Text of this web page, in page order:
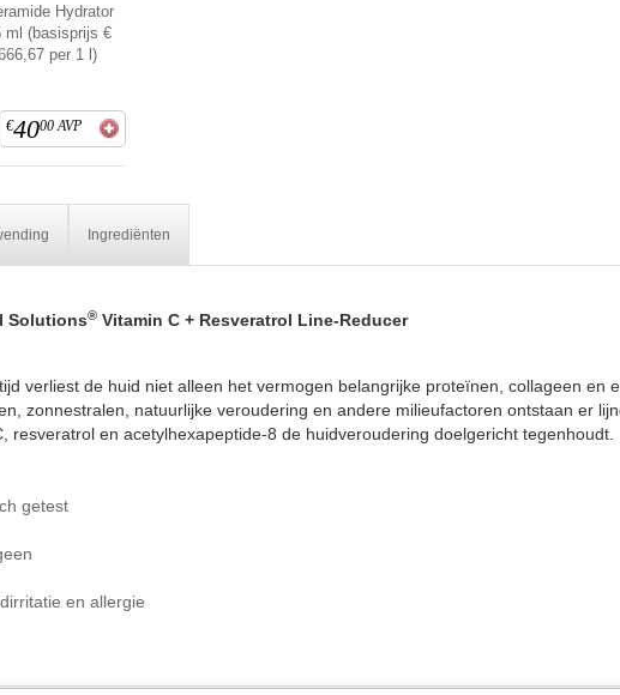
Hydrator
ml (basisprijs €
per 1 l)
€4000 AVP
Ingrediënten
Solutions®Vitamin C + Resveratrol Line-Reducer
verliest de huid niet alleen het vermogen belangrijke proteïnen, collageen en
zonnestralen, natuurlijke veroudering en andere milieufactoren ontstaan er
resveratrol en acetylhexapeptide-8 de huidveroudering doelgericht tegenhoudt.
getest
en allergie